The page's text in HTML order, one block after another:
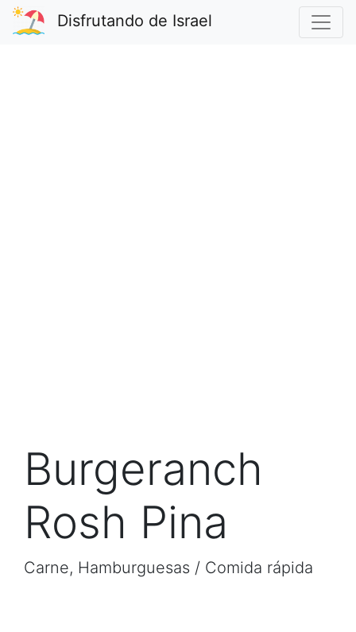
Disfrutando de Israel
Burgeranch
Rosh Pina
Carne, Hamburguesas / Comida rápida